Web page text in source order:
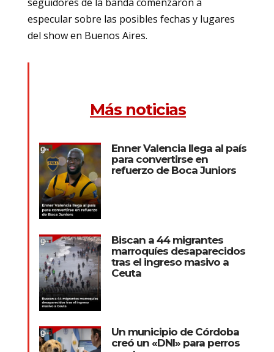
especular sobre las posibles fechas y lugares
del show en Buenos Aires.
Más noticias
Enner Valencia llega al país
para convertirse en
refuerzo de Boca Juniors
Biscan a 44 migrantes
marroquíes desaparecidos
tras el ingreso masivo a
Ceuta
Un municipio de Córdoba
creó un «DNI» para perros